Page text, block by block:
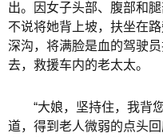
出。因女子头部、腹部和
不说将她背上坡，扶坐在
深沟，将满脸是血的驾驶
去，救援车内的老太太。
“大娘，坚持住，我背
道，得到老人微弱的点头